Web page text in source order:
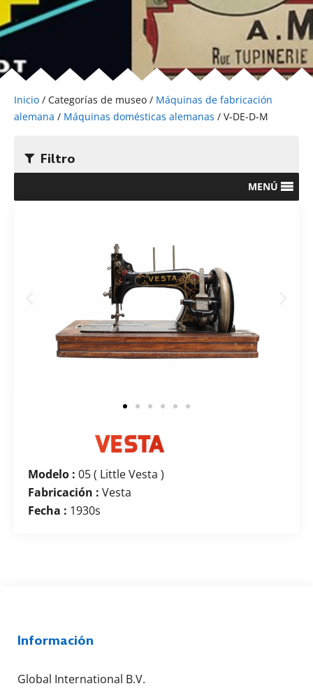
Inicio / Categorías de museo / Máquinas de fabricación
alemana / Máquinas domésticas alemanas / V-DE-D-M
Filtro
MENÚ
Modelo : 05 ( Little Vesta )
Fabricación : Vesta
Fecha : 1930s
Información
Global International B.V.